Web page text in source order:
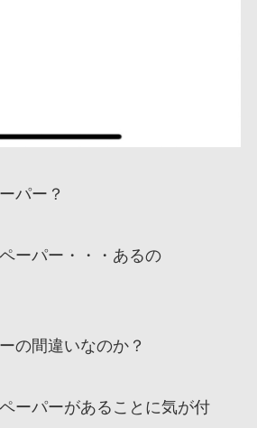
パー？
ーパー・・・あるの
の間違いなのか？
ーパーがあることに気が付